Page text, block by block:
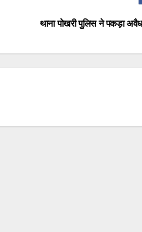
थाना पोखरी पुलिस ने पकड़ा